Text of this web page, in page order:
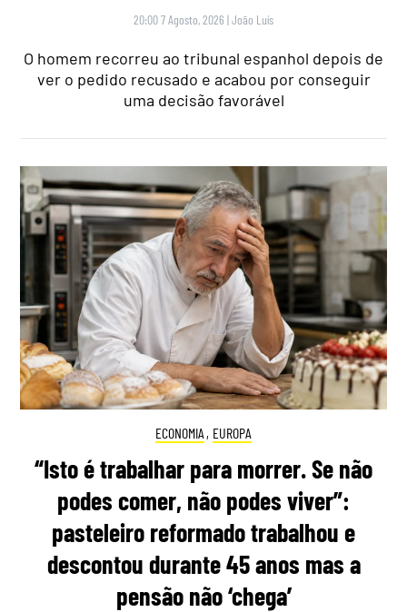
20:00 7 Agosto, 2026 |João Luís
O homem recorreu ao tribunal espanhol depois de
ver o pedido recusado e acabou por conseguir
uma decisão favorável
ECONOMIA , EUROPA
“Isto é trabalhar para morrer. Se não
podes comer, não podes viver”:
pasteleiro reformado trabalhou e
descontou durante 45 anos mas a
pensão não ‘chega’